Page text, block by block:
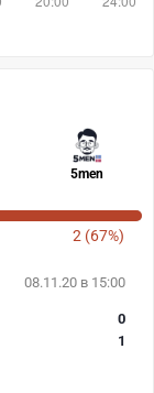
5men
2 (67%)
08.11.20 в 15:00
0
1